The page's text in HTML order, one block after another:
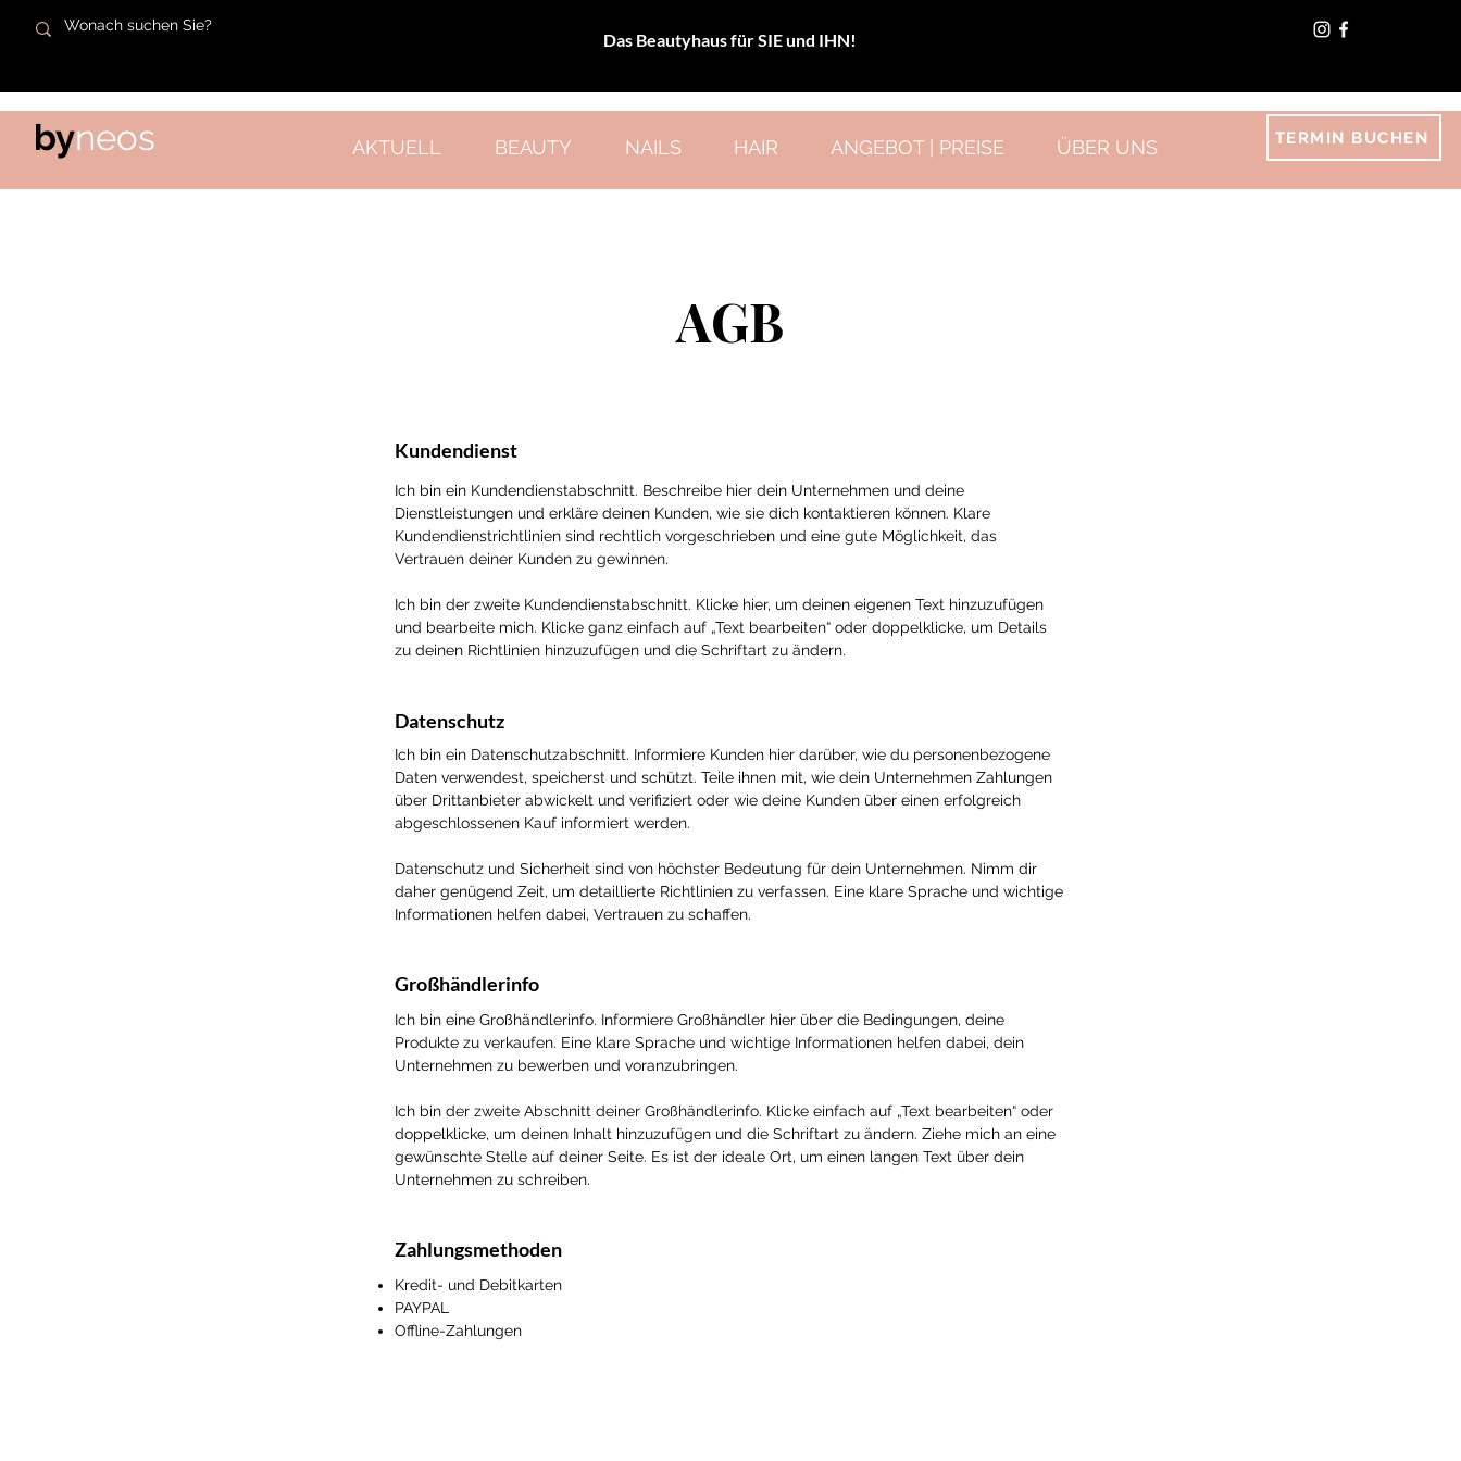
Das Beautyhaus für SIE und IHN!
byneos AKTUELL BEAUTY NAILS HAIR ANGEBOT | PREISE ÜBER UNS TERMIN BUCHEN
AGB
Kundendienst
Ich bin ein Kundendienstabschnitt. Beschreibe hier dein Unternehmen und deine
Dienstleistungen und erkläre deinen Kunden, wie sie dich kontaktieren können. Klare
Kundendienstrichtlinien sind rechtlich vorgeschrieben und eine gute Möglichkeit, das
Vertrauen deiner Kunden zu gewinnen.
Ich bin der zweite Kundendienstabschnitt. Klicke hier, um deinen eigenen Text hinzuzufügen
und bearbeite mich. Klicke ganz einfach auf „Text bearbeiten“ oder doppelklicke, um Details
zu deinen Richtlinien hinzuzufügen und die Schriftart zu ändern.
Datenschutz
Ich bin ein Datenschutzabschnitt. Informiere Kunden hier darüber, wie du personenbezogene
Daten verwendest, speicherst und schützt. Teile ihnen mit, wie dein Unternehmen Zahlungen
über Drittanbieter abwickelt und verifiziert oder wie deine Kunden über einen erfolgreich
abgeschlossenen Kauf informiert werden.
Datenschutz und Sicherheit sind von höchster Bedeutung für dein Unternehmen. Nimm dir
daher genügend Zeit, um detaillierte Richtlinien zu verfassen. Eine klare Sprache und wichtige
Informationen helfen dabei, Vertrauen zu schaffen.
Großhändlerinfo
Ich bin eine Großhändlerinfo. Informiere Großhändler hier über die Bedingungen, deine
Produkte zu verkaufen. Eine klare Sprache und wichtige Informationen helfen dabei, dein
Unternehmen zu bewerben und voranzubringen.
Ich bin der zweite Abschnitt deiner Großhändlerinfo. Klicke einfach auf „Text bearbeiten“ oder
doppelklicke, um deinen Inhalt hinzuzufügen und die Schriftart zu ändern. Ziehe mich an eine
gewünschte Stelle auf deiner Seite. Es ist der ideale Ort, um einen langen Text über dein
Unternehmen zu schreiben.
Zahlungsmethoden
Kredit- und Debitkarten
PAYPAL
Offline-Zahlungen